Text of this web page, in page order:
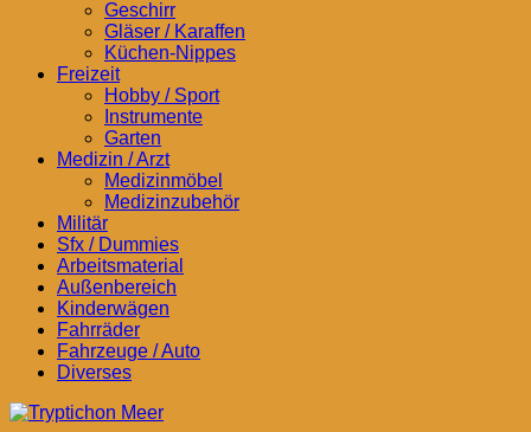
Geschirr
Gläser / Karaffen
Küchen-Nippes
Freizeit
Hobby / Sport
Instrumente
Garten
Medizin / Arzt
Medizinmöbel
Medizinzubehör
Militär
Sfx / Dummies
Arbeitsmaterial
Außenbereich
Kinderwägen
Fahrräder
Fahrzeuge / Auto
Diverses